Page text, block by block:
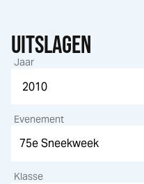
UITSLAGEN
Jaar
Evenement
Klasse